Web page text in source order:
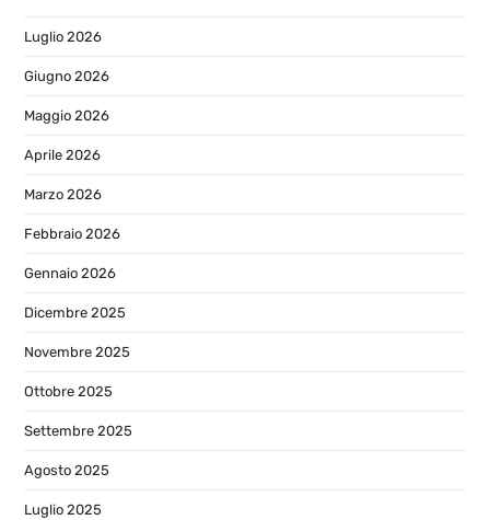
Luglio 2026
Giugno 2026
Maggio 2026
Aprile 2026
Marzo 2026
Febbraio 2026
Gennaio 2026
Dicembre 2025
Novembre 2025
Ottobre 2025
Settembre 2025
Agosto 2025
Luglio 2025